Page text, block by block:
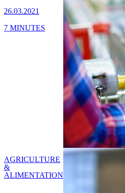
26.03.2021
7 MINUTES
AGRICULTURE
&
ALIMENTATION